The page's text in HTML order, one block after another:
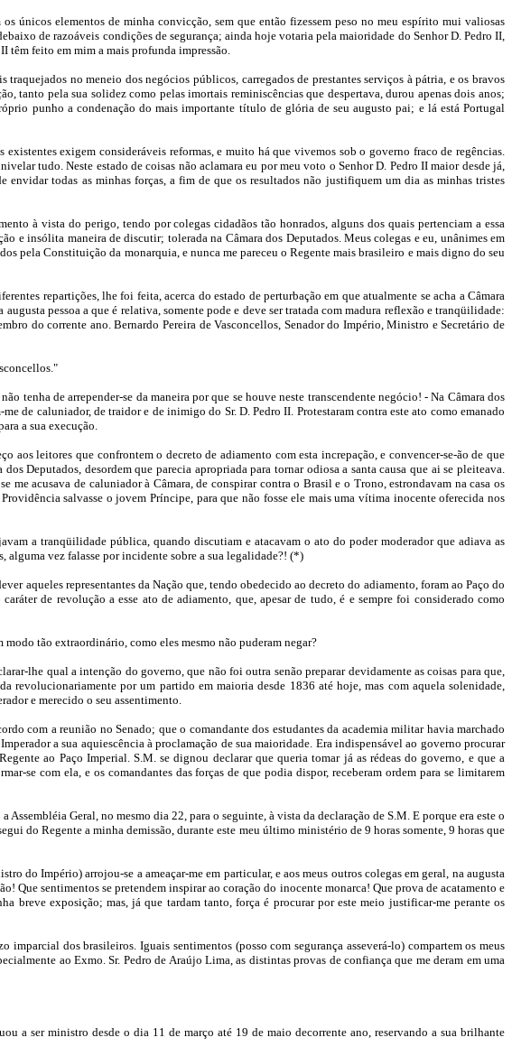
únicos elementos de minha convicção, sem que então fizessem peso no meu espírito mui valiosas
de razoáveis condições de segurança; ainda hoje votaria pela maioridade do Senhor D. Pedro II,
têm feito em mim a mais profunda impressão.
no meneio dos negócios públicos, carregados de prestantes serviços à pátria, e os bravos
tanto pela sua solidez como pelas imortais reminiscências que despertava, durou apenas dois anos;
punho a condenação do mais importante título de glória de seu augusto pai; e lá está Portugal
exigem consideráveis reformas, e muito há que vivemos sob o governo fraco de regências.
tudo. Neste estado de coisas não aclamara eu por meu voto o Senhor D. Pedro II maior desde já,
envidar todas as minhas forças, a fim de que os resultados não justifiquem um dia as minhas tristes
à vista do perigo, tendo por colegas cidadãos tão honrados, alguns dos quais pertenciam a essa
e insólita maneira de discutir; tolerada na Câmara dos Deputados. Meus colegas e eu, unânimes em
pela Constituição da monarquia, e nunca me pareceu o Regente mais brasileiro e mais digno do seu
repartições, lhe foi feita, acerca do estado de perturbação em que atualmente se acha a Câmara
pessoa a que é relativa, somente pode e deve ser tratada com madura reflexão e tranqüilidade:
do corrente ano. Bernardo Pereira de Vasconcellos, Senador do Império, Ministro e Secretário de
tenha de arrepender-se da maneira por que se houve neste transcendente negócio! - Na Câmara dos
de caluniador, de traidor e de inimigo do Sr. D. Pedro II. Protestaram contra este ato como emanado
a sua execução.
aos leitores que confrontem o decreto de adiamento com esta increpação, e convencer-se-ão de que
Deputados, desordem que parecia apropriada para tornar odiosa a santa causa que ai se pleiteava.
acusava de caluniador à Câmara, de conspirar contra o Brasil e o Trono, estrondavam na casa os
salvasse o jovem Príncipe, para que não fosse ele mais uma vítima inocente oferecida nos
a tranqüilidade pública, quando discutiam e atacavam o ato do poder moderador que adiava as
vez falasse por incidente sobre a sua legalidade?! (*)
aqueles representantes da Nação que, tendo obedecido ao decreto do adiamento, foram ao Paço do
de revolução a esse ato de adiamento, que, apesar de tudo, é e sempre foi considerado como
tão extraordinário, como eles mesmo não puderam negar?
lhe qual a intenção do governo, que não foi outra senão preparar devidamente as coisas para que,
revolucionariamente por um partido em maioria desde 1836 até hoje, mas com aquela solenidade,
e merecido o seu assentimento.
com a reunião no Senado; que o comandante dos estudantes da academia militar havia marchado
a sua aquiescência à proclamação de sua maioridade. Era indispensável ao governo procurar
ao Paço Imperial. S.M. se dignou declarar que queria tomar já as rédeas do governo, e que a
se com ela, e os comandantes das forças de que podia dispor, receberam ordem para se limitarem
Geral, no mesmo dia 22, para o seguinte, à vista da declaração de S.M. E porque era este o
do Regente a minha demissão, durante este meu último ministério de 9 horas somente, 9 horas que
do Império) arrojou-se a ameaçar-me em particular, e aos meus outros colegas em geral, na augusta
Que sentimentos se pretendem inspirar ao coração do inocente monarca! Que prova de acatamento e
breve exposição; mas, já que tardam tanto, força é procurar por este meio justificar-me perante os
dos brasileiros. Iguais sentimentos (posso com segurança asseverá-lo) compartem os meus
ao Exmo. Sr. Pedro de Araújo Lima, as distintas provas de confiança que me deram em uma
a ser ministro desde o dia 11 de março até 19 de maio decorrente ano, reservando a sua brilhante